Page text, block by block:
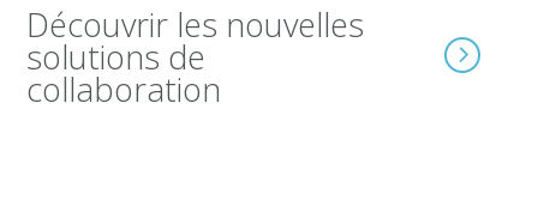
Découvrir les nouvelles
solutions de
collaboration